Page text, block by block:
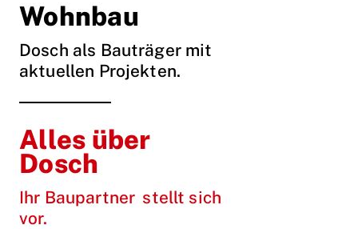
Wohnbau
Dosch als Bauträger mit
aktuellen Projekten.
Alles über
Dosch
Ihr Baupartner stellt sich
vor.